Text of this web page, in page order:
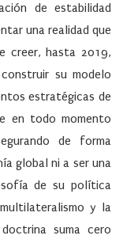
de estabilidad
una realidad que
creer, hasta 2019,
su modelo
estratégicas de
en todo momento
de forma
global ni a ser una
de su política
y la
suma cero